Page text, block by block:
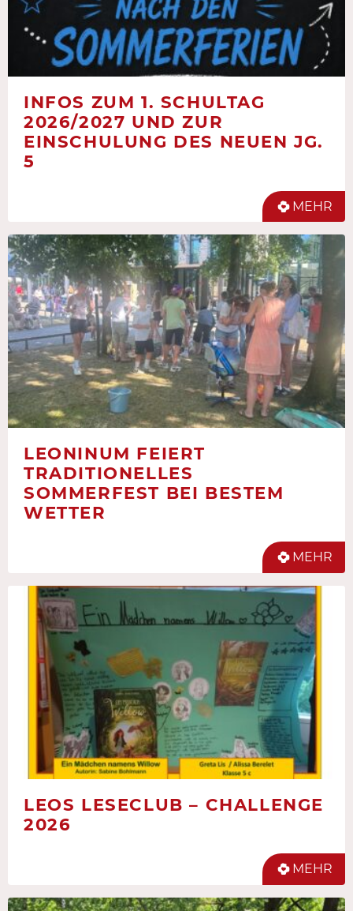
INFOS ZUM 1. SCHULTAG
2026/2027 UND ZUR
EINSCHULUNG DES NEUEN JG.
5
MEHR
LEONINUM FEIERT
TRADITIONELLES
SOMMERFEST BEI BESTEM
WETTER
MEHR
LEOS LESECLUB – CHALLENGE
2026
MEHR